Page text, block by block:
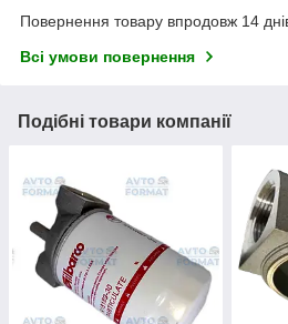
Повернення товару впродовж 14
Всі умови повернення
Подібні товари компанії